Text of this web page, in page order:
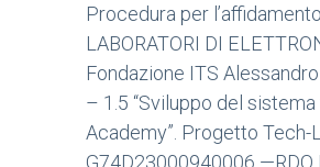
Procedura per
LABORATORI DI
Fondazione ITS
– 1.5 “Sviluppo del
Academy”. Progetto
G74D23000940006 —RDO